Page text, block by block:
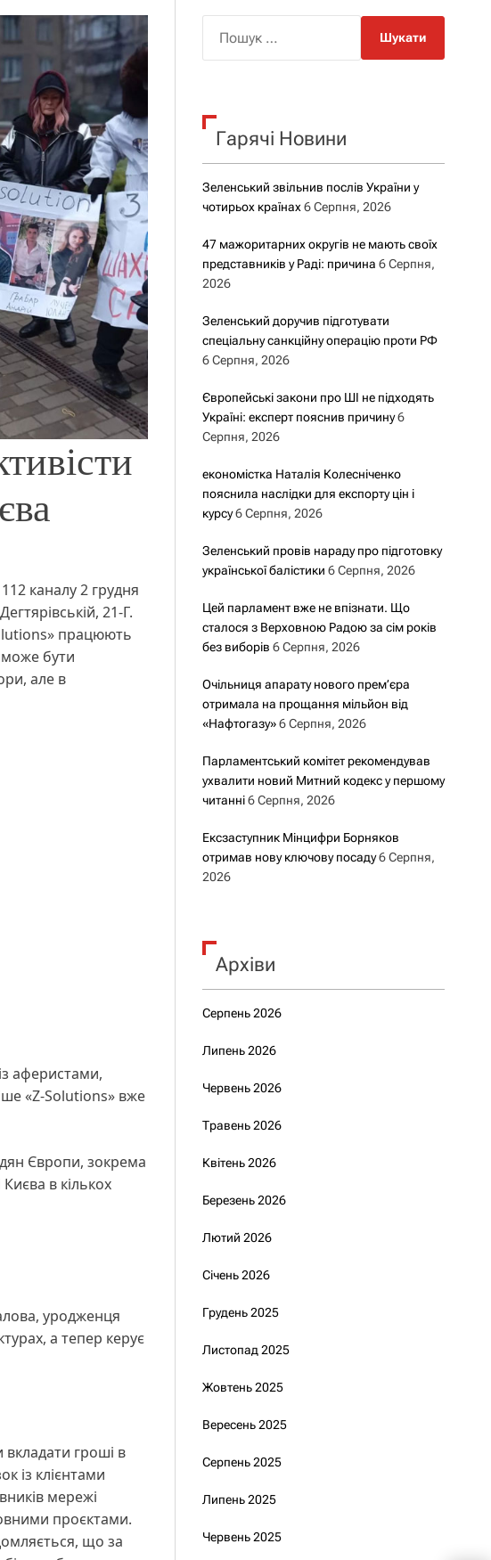
р
о
у
каналу 2 грудня
21-Г.
працюють
може бути
але в
аферистами,
«Z-Solutions» вже
Європи, зокрема
в кількох
уродженця
а тепер керує
гроші в
із клієнтами
мережі
проєктами.
що за
к
Гарячі Новини
Зеленський звільнив послів України у
чотирьох країнах 6 Серпня, 2026
47 мажоритарних округів не мають своїх
представників у Раді: причина 6 Серпня,
2026
Зеленський доручив підготувати
спеціальну санкційну операцію проти РФ
6 Серпня, 2026
Європейські закони про ШІ не підходять
Україні: експерт пояснив причину 6
Серпня, 2026
економістка Наталія Колесніченко
пояснила наслідки для експорту цін і
курсу 6 Серпня, 2026
Зеленський провів нараду про підготовку
української балістики 6 Серпня, 2026
Цей парламент вже не впізнати. Що
сталося з Верховною Радою за сім років
без виборів 6 Серпня, 2026
Очільниця апарату нового прем’єра
отримала на прощання мільйон від
«Нафтогазу» 6 Серпня, 2026
Парламентський комітет рекомендував
ухвалити новий Митний кодекс у першому
читанні 6 Серпня, 2026
Ексзаступник Мінцифри Борняков
отримав нову ключову посаду 6 Серпня,
2026
Архіви
Серпень 2026
Липень 2026
Червень 2026
Травень 2026
Квітень 2026
Березень 2026
Лютий 2026
Січень 2026
Грудень 2025
Листопад 2025
Жовтень 2025
Вересень 2025
Серпень 2025
Липень 2025
Червень 2025